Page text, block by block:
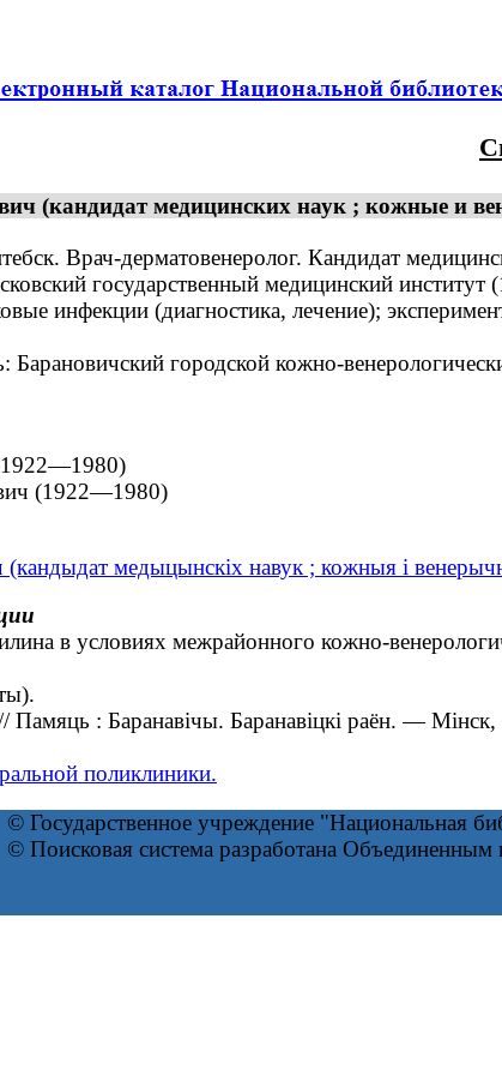
(кандидат медицинских наук ; кожные и
Врач-дерматовенеролог. Кандидат
государственный медицинский институт
инфекции (диагностика, лечение);
городской кожно-
(1922—1980)
(кандыдат медыцынскіх навук ; кожныя і
в условиях межрайонного кожно-
Памяць : Баранавічы. Баранавіцкі раён. ―
поликлиники.
© Государственное учреждение "Национальная
© Поисковая система разработана